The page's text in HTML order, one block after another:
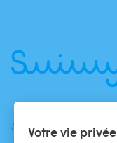
Votre vie privée
ACTUALITÉS